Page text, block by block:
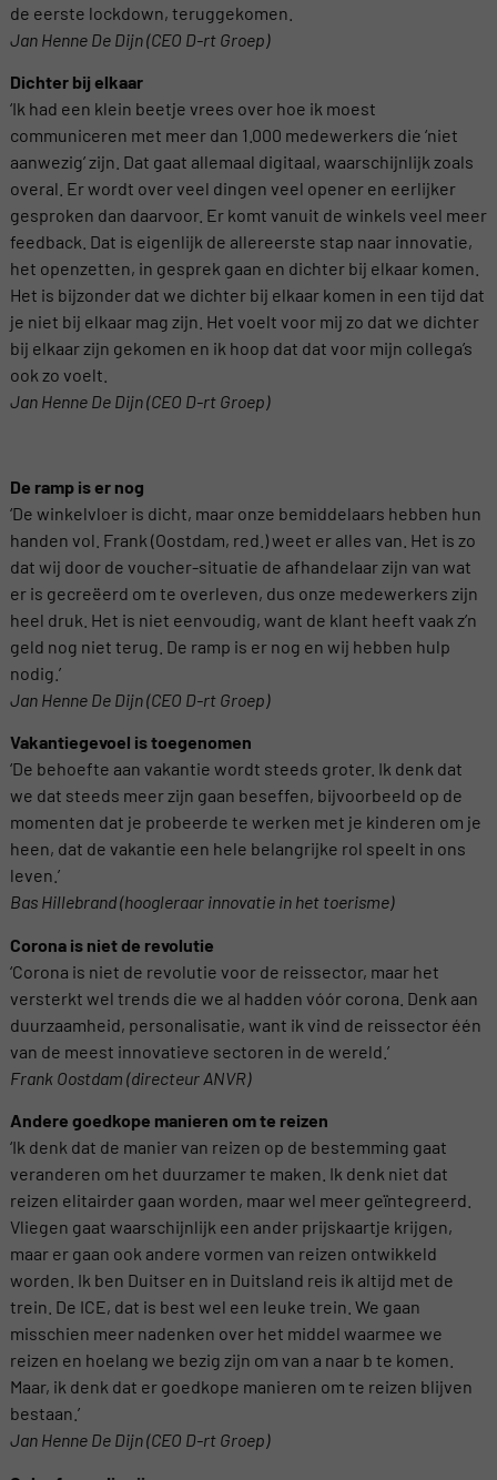
de eerste lockdown, teruggekomen.
Jan Henne De Dijn (CEO D-rt Groep)
Dichter bij elkaar
‘Ik had een klein beetje vrees over hoe ik moest
communiceren met meer dan 1.000 medewerkers die ‘niet
aanwezig’ zijn. Dat gaat allemaal digitaal, waarschijnlijk zoals
overal. Er wordt over veel dingen veel opener en eerlijker
gesproken dan daarvoor. Er komt vanuit de winkels veel meer
feedback. Dat is eigenlijk de allereerste stap naar innovatie,
het openzetten, in gesprek gaan en dichter bij elkaar komen.
Het is bijzonder dat we dichter bij elkaar komen in een tijd dat
je niet bij elkaar mag zijn. Het voelt voor mij zo dat we dichter
bij elkaar zijn gekomen en ik hoop dat dat voor mijn collega’s
ook zo voelt.
Jan Henne De Dijn (CEO D-rt Groep)
De ramp is er nog
‘De winkelvloer is dicht, maar onze bemiddelaars hebben hun
handen vol. Frank (Oostdam, red.) weet er alles van. Het is zo
dat wij door de voucher-situatie de afhandelaar zijn van wat
er is gecreëerd om te overleven, dus onze medewerkers zijn
heel druk. Het is niet eenvoudig, want de klant heeft vaak z’n
geld nog niet terug. De ramp is er nog en wij hebben hulp
nodig.’
Jan Henne De Dijn (CEO D-rt Groep)
Vakantiegevoel is toegenomen
‘De behoefte aan vakantie wordt steeds groter. Ik denk dat
we dat steeds meer zijn gaan beseffen, bijvoorbeeld op de
momenten dat je probeerde te werken met je kinderen om je
heen, dat de vakantie een hele belangrijke rol speelt in ons
leven.’
Bas Hillebrand (hoogleraar innovatie in het toerisme)
Corona is niet de revolutie
‘Corona is niet de revolutie voor de reissector, maar het
versterkt wel trends die we al hadden vóór corona. Denk aan
duurzaamheid, personalisatie, want ik vind de reissector één
van de meest innovatieve sectoren in de wereld.’
Frank Oostdam (directeur ANVR)
Andere goedkope manieren om te reizen
‘Ik denk dat de manier van reizen op de bestemming gaat
veranderen om het duurzamer te maken. Ik denk niet dat
reizen elitairder gaan worden, maar wel meer geïntegreerd.
Vliegen gaat waarschijnlijk een ander prijskaartje krijgen,
maar er gaan ook andere vormen van reizen ontwikkeld
worden. Ik ben Duitser en in Duitsland reis ik altijd met de
trein. De ICE, dat is best wel een leuke trein. We gaan
misschien meer nadenken over het middel waarmee we
reizen en hoelang we bezig zijn om van a naar b te komen.
Maar, ik denk dat er goedkope manieren om te reizen blijven
bestaan.’
Jan Henne De Dijn (CEO D-rt Groep)